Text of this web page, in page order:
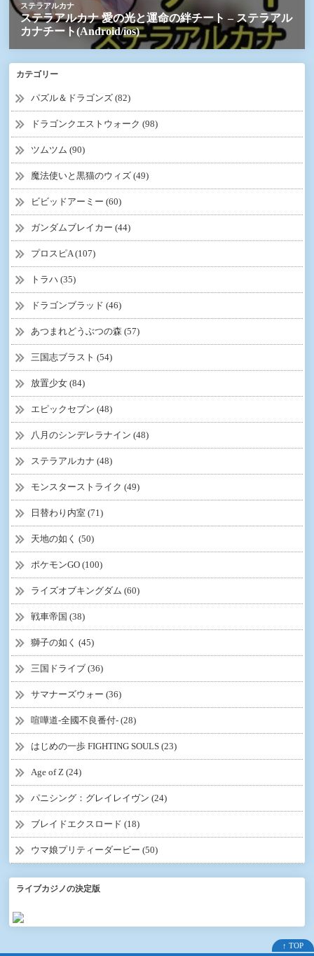
カテゴリー
パズル＆ドラゴンズ (82)
ドラゴンクエストウォーク (98)
ツムツム (90)
魔法使いと黒猫のウィズ (49)
ビビッドアーミー (60)
ガンダムブレイカー (44)
プロスピA (107)
トラハ (35)
ドラゴンブラッド (46)
あつまれどうぶつの森 (57)
三国志ブラスト (54)
放置少女 (84)
エピックセブン (48)
八月のシンデレラナイン (48)
ステラアルカナ (48)
モンスターストライク (49)
日替わり内室 (71)
天地の如く (50)
ポケモンGO (100)
ライズオブキングダム (60)
戦車帝国 (38)
獅子の如く (45)
三国ドライブ (36)
サマナーズウォー (36)
喧嘩道-全國不良番付- (28)
はじめの一歩 FIGHTING SOULS (23)
Age of Z (24)
パニシング：グレイレイヴン (24)
ブレイドエクスロード (18)
ウマ娘プリティーダービー (50)
ライブカジノの決定版
↑ TOP